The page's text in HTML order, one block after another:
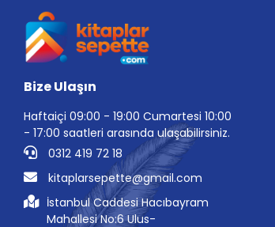
Bize Ulaşın
Haftaiçi 09:00 - 19:00 Cumartesi 10:00
- 17:00 saatleri arasında ulaşabilirsiniz.
0312 419 72 18
kitaplarsepette@gmail.com
İstanbul Caddesi Hacıbayram
Mahallesi No:6 Ulus-